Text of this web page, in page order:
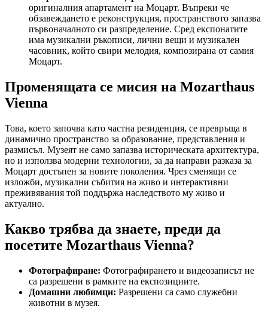
оригиналния апартамент на Моцарт. Въпреки че
обзавеждането е реконструкция, пространството запазва
първоначалното си разпределение. Сред експонатите
има музикални ръкописи, лични вещи и музикален
часовник, който свири мелодия, композирана от самия
Моцарт.
Променящата се мисия на Mozarthaus
Vienna
Това, което започва като частна резиденция, се превръща в
динамично пространство за образование, представления и
размисъл. Музеят не само запазва историческата архитектура,
но и използва модерни технологии, за да направи разказа за
Моцарт достъпен за новите поколения. Чрез сменящи се
изложби, музикални събития на живо и интерактивни
преживявания той поддържа наследството му живо и
актуално.
Какво трябва да знаете, преди да
посетите Mozarthaus Vienna?
Фотографиране: Фотографирането и видеозаписът не
са разрешени в рамките на експозициите.
Домашни любимци: Разрешени са само служебни
животни в музея.